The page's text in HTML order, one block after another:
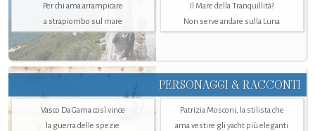
Per chi ama arrampicare
a strapiombo sul mare
Il Mare della Tranquillità?
Non serve andare sulla Luna
PERSONAGGI & RACCONTI
Vasco Da Gama così vince
la guerra delle spezie
Patrizia Mosconi, la stilista che
ama vestire gli yacht più eleganti